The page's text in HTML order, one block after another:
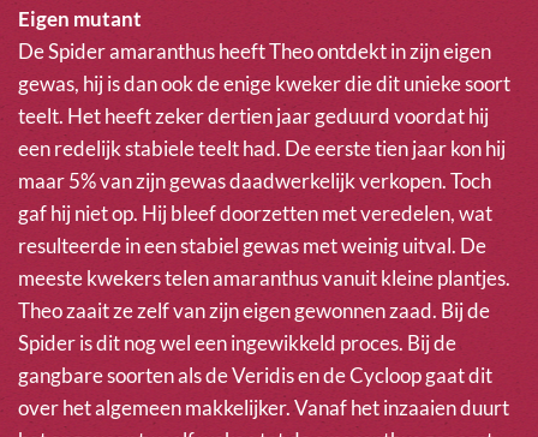
Eigen mutant
De Spider amaranthus heeft Theo ontdekt in zijn eigen
gewas, hij is dan ook de enige kweker die dit unieke soort
teelt. Het heeft zeker dertien jaar geduurd voordat hij
een redelijk stabiele teelt had. De eerste tien jaar kon hij
maar 5% van zijn gewas daadwerkelijk verkopen. Toch
gaf hij niet op. Hij bleef doorzetten met veredelen, wat
resulteerde in een stabiel gewas met weinig uitval. De
meeste kwekers telen amaranthus vanuit kleine plantjes.
Theo zaait ze zelf van zijn eigen gewonnen zaad. Bij de
Spider is dit nog wel een ingewikkeld proces. Bij de
gangbare soorten als de Veridis en de Cycloop gaat dit
over het algemeen makkelijker. Vanaf het inzaaien duurt